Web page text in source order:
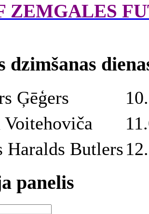
ZEMGALES
dzimšanas
Ģēģers
Voitehoviča
Haralds Butlers
panelis